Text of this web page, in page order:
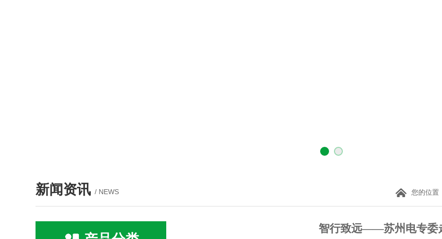
新闻资讯 / NEWS 您的位置
智行致远——苏州电专委